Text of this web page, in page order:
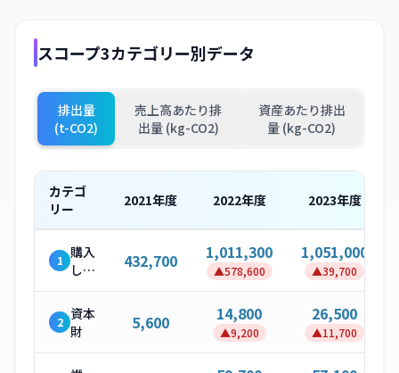
スコープ3カテゴリー別データ
排出量
(t-CO2)
売上高あたり排
出量 (kg-CO2)
資産あたり排出
量 (kg-CO2)
カテゴ
リー
2021年度 2022年度 2023年度
1 購入
した
製
品・
サー
ビス
432,700 1,011,300
▲578,600
1,051,000
▲39,700
2 資本
財
5,600 14,800
▲9,200
26,500
▲11,700